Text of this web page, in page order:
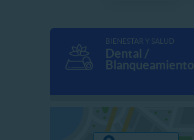
BIENESTAR Y SALUD
Dental /
Blanqueamiento